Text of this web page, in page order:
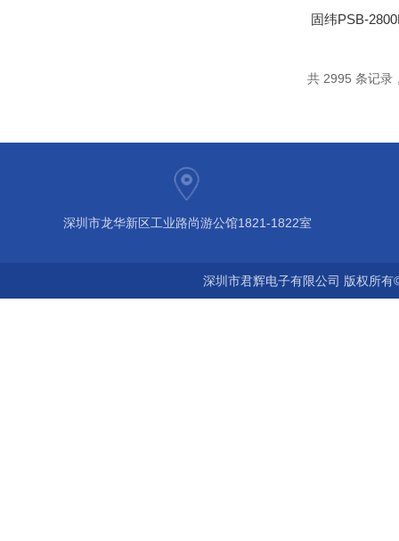
固纬PSB-
共 2995 条记
深圳市龙华新区工业路尚游公馆1821-1822室
深圳市君辉电子有限公司 版权所